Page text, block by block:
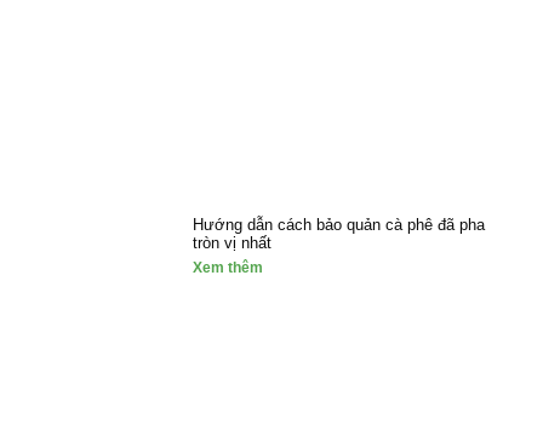
Hướng dẫn cách bảo quản cà phê đã pha
tròn vị nhất
Xem thêm